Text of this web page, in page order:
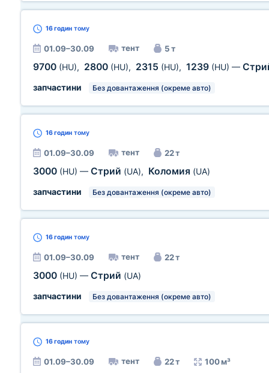
16 годин тому
01.09–30.09 тент 5 т
9700 (HU), 2800 (HU), 2315 (HU), 1239 (HU) —
запчастини Без довантаження (окреме авто)
16 годин тому
01.09–30.09 тент 22 т
3000 (HU) — Стрий (UA), Коломия (UA)
запчастини
Без довантаження (окреме авто)
16 годин тому
01.09–30.09 тент 22 т
3000 (HU) — Стрий (UA)
запчастини
Без довантаження (окреме авто)
16 годин тому
01.09–30.09 тент 22 т 100 м³